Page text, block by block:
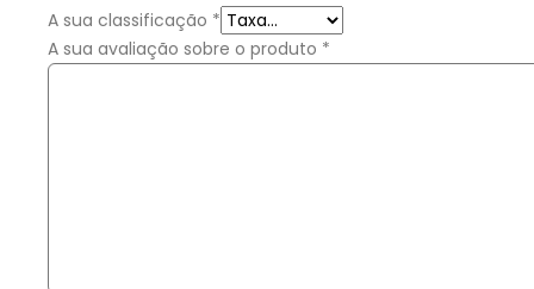
A sua classificação *
A sua avaliação sobre o produto *